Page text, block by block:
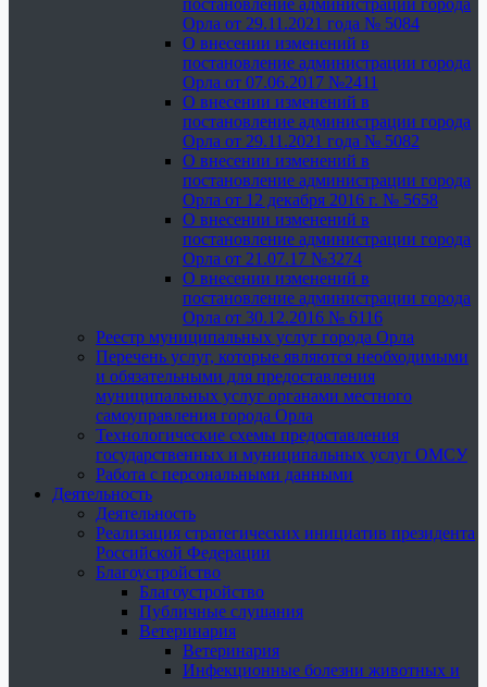
постановление администрации города
Орла от 29.11.2021 года № 5084
О внесении изменений в
постановление администрации города
Орла от 07.06.2017 №2411
О внесении изменений в
постановление администрации города
Орла от 29.11.2021 года № 5082
О внесении изменений в
постановление администрации города
Орла от 12 декабря 2016 г. № 5658
О внесении изменений в
постановление администрации города
Орла от 21.07.17 №3274
О внесении изменений в
постановление администрации города
Орла от 30.12.2016 № 6116
Реестр муниципальных услуг города Орла
Перечень услуг, которые являются необходимыми
и обязательными для предоставления
муниципальных услуг органами местного
самоуправления города Орла
Технологические схемы предоставления
государственных и муниципальных услуг ОМСУ
Работа с персональными данными
Деятельность
Деятельность
Реализация стратегических инициатив президента
Российской Федерации
Благоустройство
Благоустройство
Публичные слушания
Ветеринария
Ветеринария
Инфекционные болезни животных и